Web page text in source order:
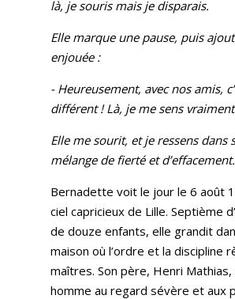
là, je souris mais je disparais.
Elle marque une pause, puis
enjouée :
- Heureusement, avec nos amis,
différent ! Là, je me sens
Elle me sourit, et je ressens dans
mélange de fierté et d’effacement.
Bernadette voit le jour le 6 août
ciel capricieux de Lille. Septième
de douze enfants, elle grandit
maison où l’ordre et la discipline
maîtres. Son père, Henri Mathias,
homme au regard sévère et aux